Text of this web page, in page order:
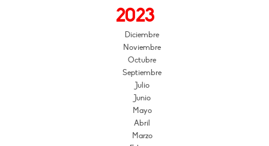
2023
Diciembre
Noviembre
Octubre
Septiembre
Julio
Junio
Mayo
Abril
Marzo